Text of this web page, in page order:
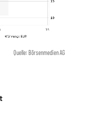
Quelle: Börsenmedien AG